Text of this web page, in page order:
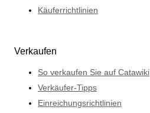
Käuferrichtlinien
Verkaufen
So verkaufen Sie auf Catawiki
Verkäufer-Tipps
Einreichungsrichtlinien